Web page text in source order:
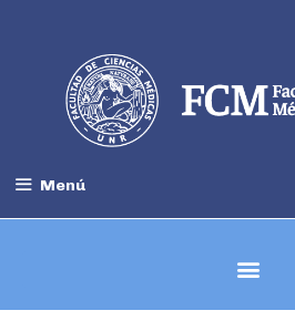
Menú
Carrera de Medicina -